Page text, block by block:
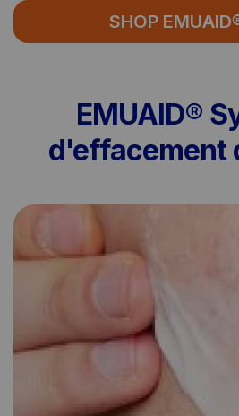
SHOP
EMUAID®
d'effacement